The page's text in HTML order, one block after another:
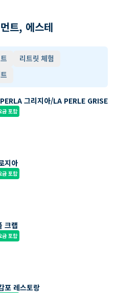
트, 에스테
리트릿 체험
그리지아/LA PERLE GRISE
금 포함
지아
금 포함
크랩
금 포함
포 레스토랑